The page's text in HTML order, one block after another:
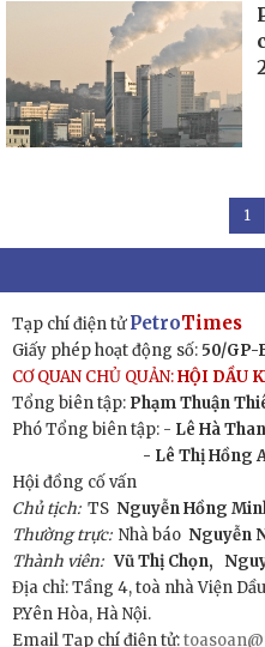
1
Tạp chí điện tửPetroTimes
Giấy phép hoạt động số: 50/GP-
CƠ QUAN CHỦ QUẢN:HỘI DẦU
Tổng biên tập: Phạm Thuận
Phó Tổng biên tập: - Lê Hà
- Lê Thị Hồng
Hội đồng cố vấn
Chủ tịch:TS Nguyễn Hồng
Thường trực: Nhà báo Nguyễn
Thành viên: Vũ Thị Chọn,
Địa chỉ: Tầng 4, toà nhà Viện
P.Yên Hòa, Hà Nội.
Email Tạp chí điện tử: